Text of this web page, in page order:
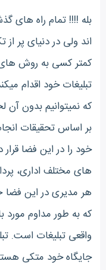
بله !!!! تمام راه های
اند ولی در دنیای پر
کمتر کسی به روش
تبلیغات خود اقدام
که نمیتوانیم بدون
خود را در این فضا قرار
های مختلف اداری،
هر مدیری در این فضا
که به طور مداوم مورد
واقعی تبلیغات است.
جایگاه خود متکی